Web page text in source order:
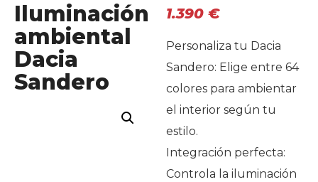
Iluminación
ambiental
Dacia
Sandero
1.390 €
Personaliza tu Dacia
Sandero: Elige entre 64
colores para ambientar
el interior según tu
estilo.
Integración perfecta:
Controla la iluminación